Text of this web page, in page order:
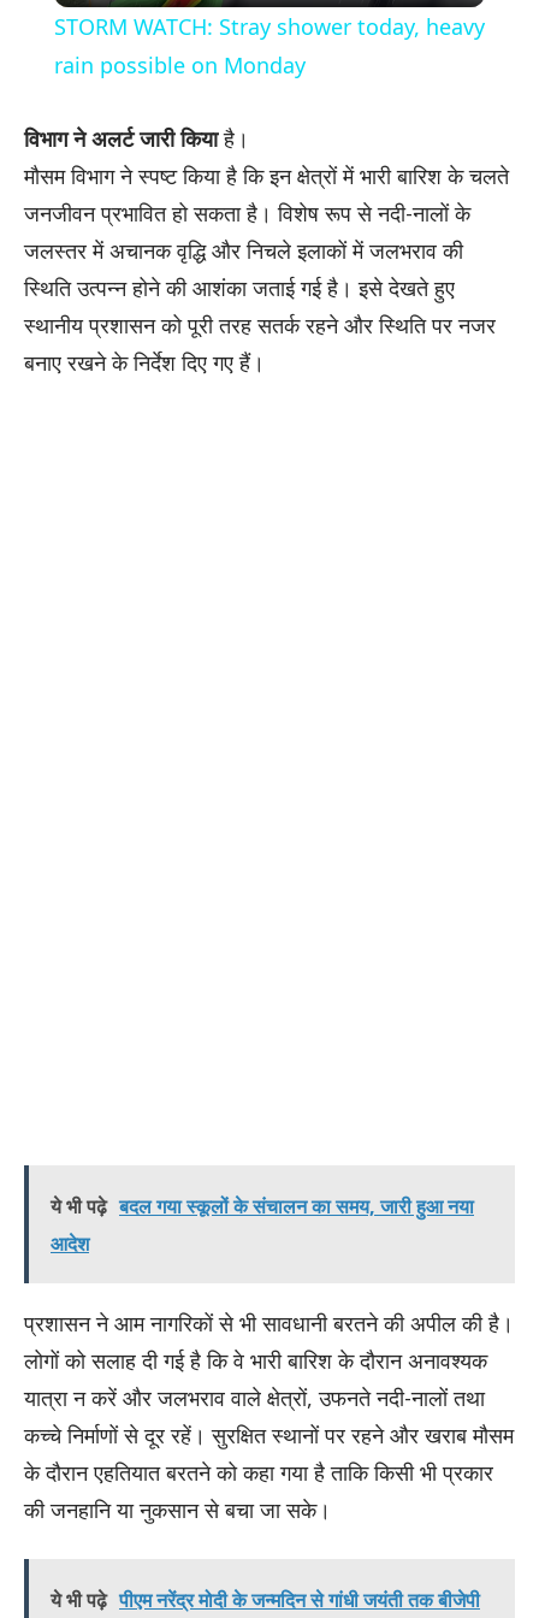
STORM WATCH: Stray shower today, heavy
rain possible on Monday
विभाग ने अलर्ट जारी कियाहै।
मौसम विभाग ने स्पष्ट किया है कि इन क्षेत्रों में भारी बारिश के चलते
जनजीवन प्रभावित हो सकता है। विशेष रूप से नदी-नालों के
जलस्तर में अचानक वृद्धि और निचले इलाकों में जलभराव की
स्थिति उत्पन्न होने की आशंका जताई गई है। इसे देखते हुए
स्थानीय प्रशासन को पूरी तरह सतर्क रहने और स्थिति पर नजर
बनाए रखने के निर्देश दिए गए हैं।
ये भी पढ़े बदल गया स्कूलों के संचालन का समय, जारी हुआ नया
आदेश
प्रशासन ने आम नागरिकों से भी सावधानी बरतने की अपील की है।
लोगों को सलाह दी गई है कि वे भारी बारिश के दौरान अनावश्यक
यात्रा न करें और जलभराव वाले क्षेत्रों, उफनते नदी-नालों तथा
कच्चे निर्माणों से दूर रहें। सुरक्षित स्थानों पर रहने और खराब मौसम
के दौरान एहतियात बरतने को कहा गया है ताकि किसी भी प्रकार
की जनहानि या नुकसान से बचा जा सके।
ये भी पढ़े पीएम नरेंद्र मोदी के जन्मदिन से गांधी जयंती तक बीजेपी